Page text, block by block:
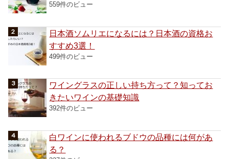
559件のビュー
日本酒ソムリエになるには？日本酒の資格お
すすめ3選！
499件のビュー
ワイングラスの正しい持ち方って？知ってお
きたいワインの基礎知識
392件のビュー
白ワインに使われるブドウの品種には何があ
る？